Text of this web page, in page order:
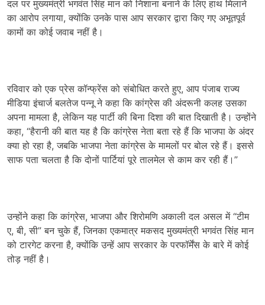
दल पर मुख्यमंत्री भगवंत सिंह मान को निशाना बनाने के लिए हाथ मिलाने
का आरोप लगाया, क्योंकि उनके पास आप सरकार द्वारा किए गए अभूतपूर्व
कामों का कोई जवाब नहीं है।
रविवार को एक प्रेस कॉन्फ्रेंस को संबोधित करते हुए, आप पंजाब राज्य
मीडिया इंचार्ज बलतेज पन्नू ने कहा कि कांग्रेस की अंदरूनी कलह उसका
अपना मामला है, लेकिन यह पार्टी की बिना दिशा की बात दिखाती है। उन्होंने
कहा, “हैरानी की बात यह है कि कांग्रेस नेता बता रहे हैं कि भाजपा के अंदर
क्या हो रहा है, जबकि भाजपा नेता कांग्रेस के मामलों पर बोल रहे हैं। इससे
साफ पता चलता है कि दोनों पार्टियां पूरे तालमेल से काम कर रही हैं।”
उन्होंने कहा कि कांग्रेस, भाजपा और शिरोमणि अकाली दल असल में “टीम
ए, बी, सी” बन चुके हैं, जिनका एकमात्र मकसद मुख्यमंत्री भगवंत सिंह मान
को टारगेट करना है, क्योंकि उन्हें आप सरकार के परफॉर्मेंस के बारे में कोई
तोड़ नहीं है।